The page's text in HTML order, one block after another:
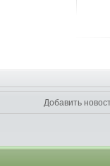
Добавить